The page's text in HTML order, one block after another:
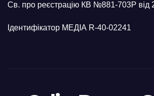
Св. про реєстрацію КВ №881-703Р від
Ідентифікатор МЕДІА R-40-02241